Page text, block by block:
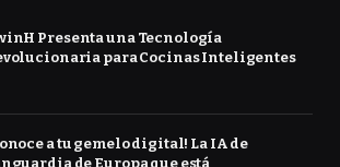
Presenta una Tecnología
para Cocinas Inteligentes
a tu gemelo digital! La IA de
de Europa que está